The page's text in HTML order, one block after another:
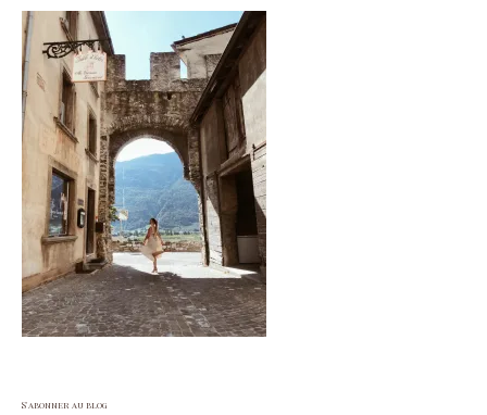
S'abonner au blog